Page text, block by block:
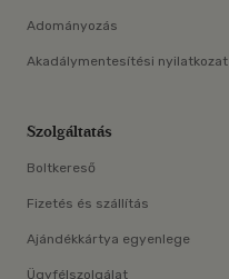
Adományozás
Akadálymentesítési nyilatkozat
Szolgáltatás
Boltkereső
Fizetés és szállítás
Ajándékkártya egyenlege
Ügyfélszolgálat